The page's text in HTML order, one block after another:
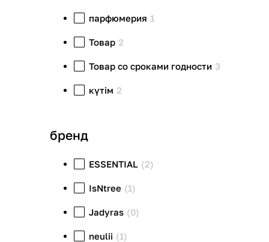
парфюмерия 1
Товар 2
Товар со сроками годности 3
күтім 2
бренд
ESSENTIAL (2)
IsNtree (1)
Jadyras (0)
neulii (1)